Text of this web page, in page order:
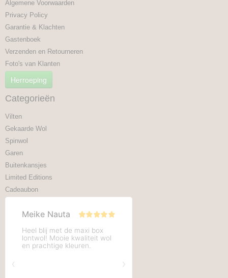
Algemene Voorwaarden
Privacy Policy
Garantie & Klachten
Gastenboek
Verzenden en Retourneren
Foto's van Klanten
Herroeping
Categorieën
Vilten
Gekaarde Wol
Spinwol
Garen
Buitenkansjes
Limited Editions
Cadeaubon